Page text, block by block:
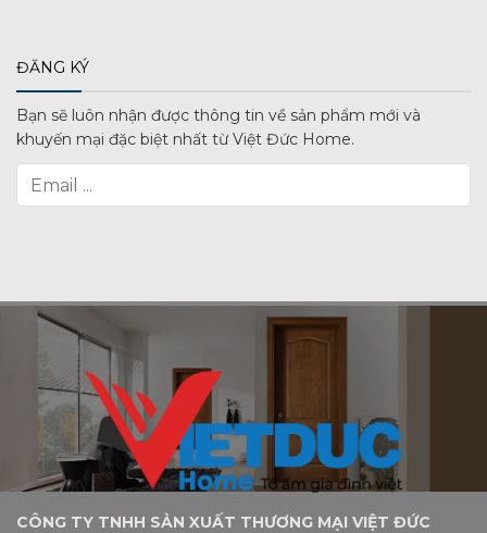
ĐĂNG KÝ
Bạn sẽ luôn nhận được thông tin về sản phẩm mới và
khuyến mại đặc biệt nhất từ Việt Đức Home.
CÔNG TY TNHH SẢN XUẤT THƯƠNG MẠI VIỆT ĐỨC